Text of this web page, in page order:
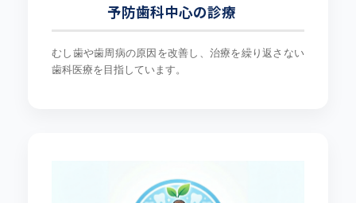
予防歯科中心の診療
むし歯や歯周病の原因を改善し、治療を繰り返さない
歯科医療を目指しています。